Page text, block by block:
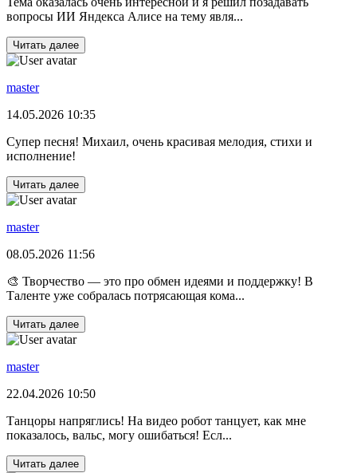
вопросы ИИ Яндекса Алисе на тему явля...
Читать далее
master
14.05.2026 10:35
Супер песня! Михаил, очень красивая мелодия, стихи и
исполнение!
Читать далее
master
08.05.2026 11:56
🎨 Творчество — это про обмен идеями и поддержку! В
Таленте уже собралась потрясающая кома...
Читать далее
master
22.04.2026 10:50
Танцоры напряглись! На видео робот танцует, как мне
показалось, вальс, могу ошибаться! Есл...
Читать далее